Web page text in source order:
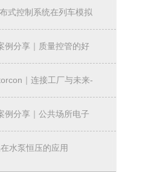
”式控制系统在列车模拟
例分享｜质量控管的好
械控制器｜连接工厂与未来-
方案
例分享｜公共场所电子
NANO-ULT5
水泵恒压的应用